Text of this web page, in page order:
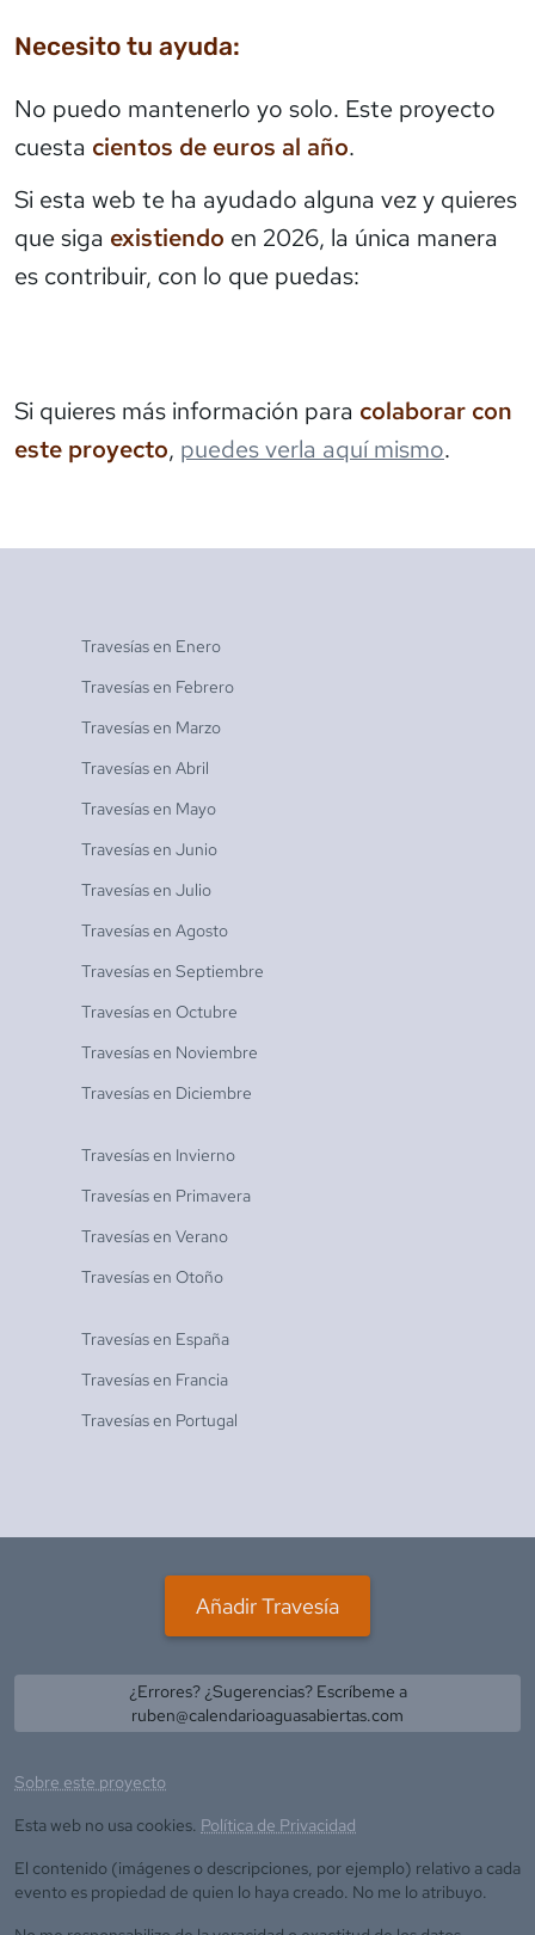
Necesito tu ayuda:
No puedo mantenerlo yo solo. Este proyecto
cuesta cientos de euros al año.
Si esta web te ha ayudado alguna vez y quieres
que siga existiendo en 2026, la única manera
es contribuir, con lo que puedas:
Si quieres más información para colaborar con
este proyecto, puedes verla aquí mismo.
Travesías en Enero
Travesías en Febrero
Travesías en Marzo
Travesías en Abril
Travesías en Mayo
Travesías en Junio
Travesías en Julio
Travesías en Agosto
Travesías en Septiembre
Travesías en Octubre
Travesías en Noviembre
Travesías en Diciembre
Travesías en Invierno
Travesías en Primavera
Travesías en Verano
Travesías en Otoño
Travesías en España
Travesías en Francia
Travesías en Portugal
Añadir Travesía
¿Errores? ¿Sugerencias? Escríbeme a
ruben@calendarioaguasabiertas.com
Sobre este proyecto
Esta web no usa cookies. Política de Privacidad
El contenido (imágenes o descripciones, por ejemplo) relativo a cada
evento es propiedad de quien lo haya creado. No me lo atribuyo.